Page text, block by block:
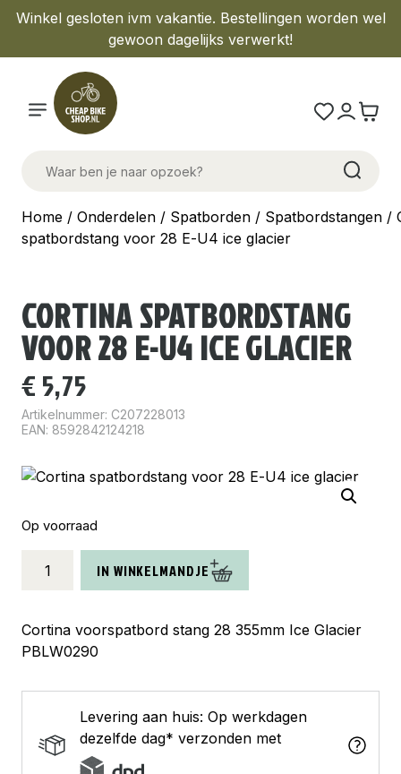
Winkel gesloten ivm vakantie. Bestellingen worden wel
gewoon dagelijks verwerkt!
Home / Onderdelen / Spatborden / Spatbordstangen /
spatbordstang voor 28 E-U4 ice glacier
CORTINA SPATBORDSTANG
VOOR 28 E-U4 ICE GLACIER
€ 5,75
Artikelnummer: C207228013
EAN: 8592842124218
Op voorraad
spatbordstang
28
E-
ice
aantal
IN WINKELMANDJE
Cortina voorspatbord stang 28 355mm Ice Glacier
PBLW0290
Levering aan huis: Op werkdagen
dezelfde dag* verzonden met